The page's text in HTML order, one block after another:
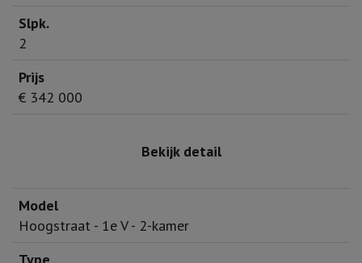
2
€ 342 000
Bekijk detail
Hoogstraat - 1e V - 2-kamer